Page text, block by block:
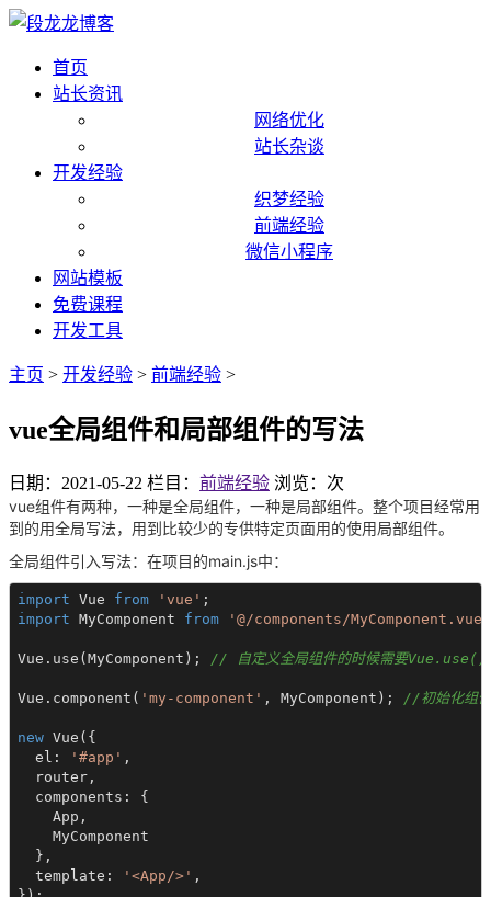
首页
站长资讯
网络优化
站长杂谈
开发经验
织梦经验
前端经验
微信小程序
网站模板
免费课程
开发工具
主页 > 开发经验 > 前端经验 >
vue全局组件和局部组件的写法
日期：2021-05-22 栏目： 前端经验 浏览： 次
vue组件有两种，一种是全局组件，一种是局部组件。整个项目经常用
到的用全局写法，用到比较少的专供特定页面用的使用局部组件。
全局组件引入写法：在项目的main.js中：
import Vue from 'vue'
import MyComponent from '@/components/MyComponent.vue'
Vue.use(MyComponent); // 自定义全局组件的时候需要
Vue.component( 'my-component' , MyComponent); //初始化组件
new Vue({
  el:
'#app' ,
  router,
  components: {
    App,
    MyComponent
  },
  template:
'<App/>' ,